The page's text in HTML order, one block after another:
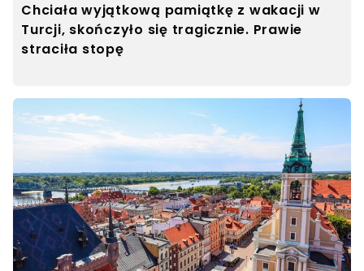
Chciała wyjątkową pamiątkę z wakacji w
Turcji, skończyło się tragicznie. Prawie
straciła stopę